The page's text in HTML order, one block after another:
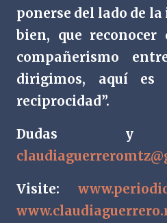
ponerse del lado de
bien, que
compañerismo
dirigimos, aquí
reciprocidad”.
Dudas y
Visite: